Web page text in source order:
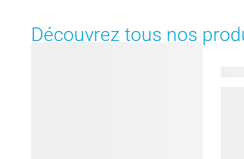
Découvrez tous nos